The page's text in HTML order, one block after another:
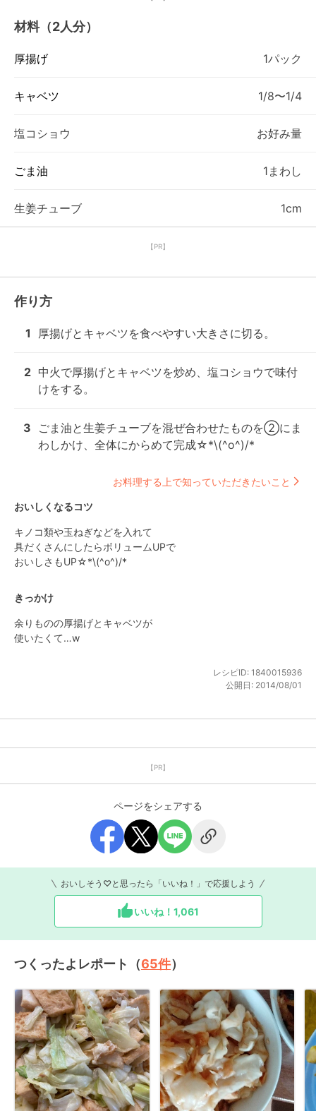
材料（2人分）
厚揚げ 1パック
キャベツ 1/8〜1/4
塩コショウ お好み量
ごま油 1まわし
生姜チューブ 1cm
【PR】
作り方
1 厚揚げとキャベツを食べやすい大きさに切る。
2 中火で厚揚げとキャベツを炒め、塩コショウで味付
けをする。
3
ごま油と生姜チューブを混ぜ合わせたものを②にま
わしかけ、全体にからめて完成☆*\(^o^)/*
お料理する上で知っていただきたいこと
おいしくなるコツ
キノコ類や玉ねぎなどを入れて
具だくさんにしたらボリュームUPで
おいしさもUP☆*\(^o^)/*
きっかけ
余りものの厚揚げとキャベツが
使いたくて…w
レシピID: 1840015936
公開日: 2014/08/01
【PR】
ページをシェアする
おいしそう♡と思ったら「いいね！」で応援しよう
いいね！ 1,061
つくったよレポート（65件）